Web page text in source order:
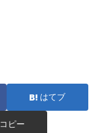
はてブ
コピー